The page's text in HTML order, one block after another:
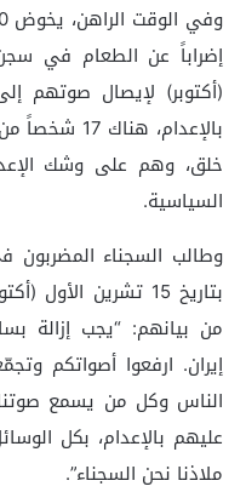
(أكتوبر) لإيصال صوتهم
بالإعدام،
خلق، وهم على وشك
السياسية.
وطالب السجناء
بتاريخ 15 تشرين
من بيانهم: “يجب إزالة
إيران. ارفعوا أصواتكم
الناس وكل من يسمع صوتنا
عليهم بالإعدام، بكل
ملاذنا نحن السجناء”.